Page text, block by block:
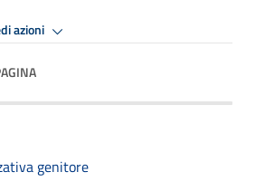
azioni
genitore